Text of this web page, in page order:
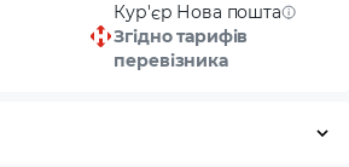
Кур'єр Нова пошта
Згідно тарифів
перевізника